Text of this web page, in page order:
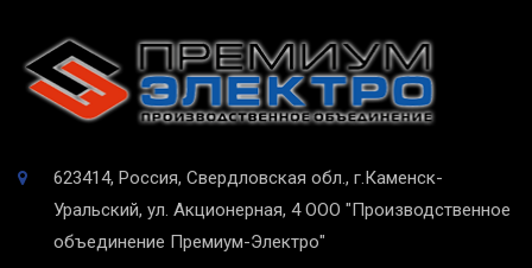
623414, Россия, Свердловская обл., г.Каменск-
Уральский, ул. Акционерная, 4 ООО "Производственное
объединение Премиум-Электро"